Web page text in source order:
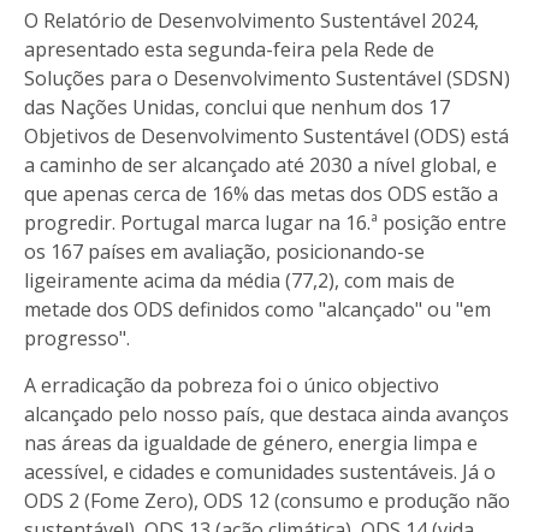
O Relatório de Desenvolvimento Sustentável 2024,
apresentado esta segunda-feira pela Rede de
Soluções para o Desenvolvimento Sustentável (SDSN)
das Nações Unidas, conclui que nenhum dos 17
Objetivos de Desenvolvimento Sustentável (ODS) está
a caminho de ser alcançado até 2030 a nível global, e
que apenas cerca de 16% das metas dos ODS estão a
progredir. Portugal marca lugar na 16.ª posição entre
os 167 países em avaliação, posicionando-se
ligeiramente acima da média (77,2), com mais de
metade dos ODS definidos como "alcançado" ou "em
progresso".
A erradicação da pobreza foi o único objectivo
alcançado pelo nosso país, que destaca ainda avanços
nas áreas da igualdade de género, energia limpa e
acessível, e cidades e comunidades sustentáveis. Já o
ODS 2 (Fome Zero), ODS 12 (consumo e produção não